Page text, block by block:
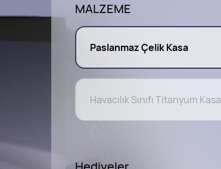
MALZEME
Paslanmaz Çelik Kasa
Havacılık Sınıfı Titanyum Kasa